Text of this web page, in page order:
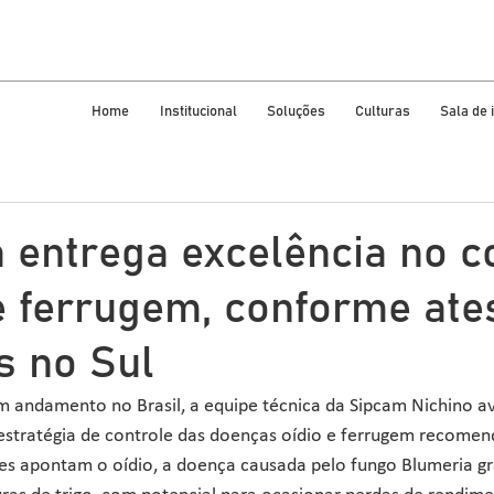
Home Institucional Soluções Culturas Sala de
entrega excelência no
ferrugem, conforme
no Sul
andamento no Brasil, a equipe técnica da Sipcam Nichino
de controle das doenças oídio e ferrugem
apontam o oídio, a doença causada pelo fungo Blumeria